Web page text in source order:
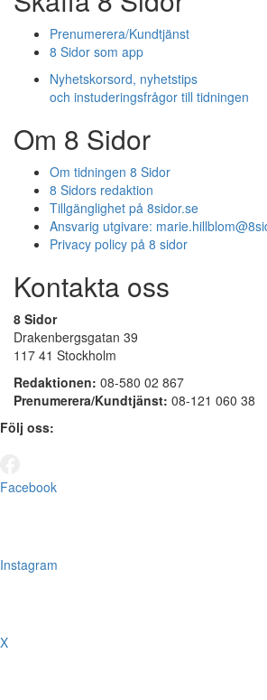
Prenumerera/Kundtjänst
8 Sidor som app
Nyhetskorsord, nyhetstips
och instuderingsfrågor till tidningen
Om 8 Sidor
Om tidningen 8 Sidor
8 Sidors redaktion
Tillgänglighet på 8sidor.se
Ansvarig utgivare:
Privacy policy på 8 sidor
Kontakta oss
8 Sidor
Drakenbergsgatan 39
117 41 Stockholm
Redaktionen: 08-580 02 867
Prenumerera/Kundtjänst: 08-121 060 38
Följ oss:
Facebook
Instagram
X